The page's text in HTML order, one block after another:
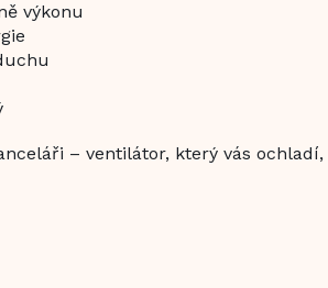
výkonu
– ventilátor, který vás ochladí,